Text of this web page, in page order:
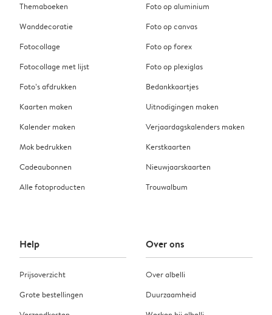
Themaboeken
Wanddecoratie
Fotocollage
Fotocollage met lijst
Foto’s afdrukken
Kaarten maken
Kalender maken
Mok bedrukken
Cadeaubonnen
Alle fotoproducten
Foto op aluminium
Foto op canvas
Foto op forex
Foto op plexiglas
Bedankkaartjes
Uitnodigingen maken
Verjaardagskalenders maken
Kerstkaarten
Nieuwjaarskaarten
Trouwalbum
Help
Prijsoverzicht
Grote bestellingen
Over ons
Over albelli
Duurzaamheid